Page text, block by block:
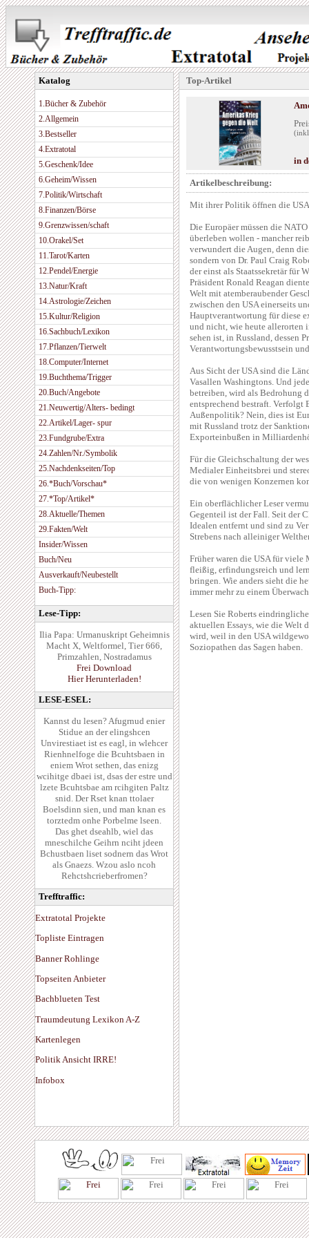
Katalog
1.Bücher & Zubehör
2.Allgemein
3.Bestseller
4.Extratotal
5.Geschenk/Idee
6.Geheim/Wissen
7.Politik/Wirtschaft
8.Finanzen/Börse
9.Grenzwissen/schaft
10.Orakel/Set
11.Tarot/Karten
12.Pendel/Energie
13.Natur/Kraft
14.Astrologie/Zeichen
15.Kultur/Religion
16.Sachbuch/Lexikon
17.Pflanzen/Tierwelt
18.Computer/Internet
19.Buchthema/Trigger
20.Buch/Angebote
21.Neuwertig/Alters- bedingt
22.Artikel/Lager- spur
23.Fundgrube/Extra
24.Zahlen/Nr./Symbolik
25.Nachdenkseiten/Top
26.*Buch/Vorschau*
27.*Top/Artikel*
28.Aktuelle/Themen
29.Fakten/Welt
Insider/Wissen
Buch/Neu
Ausverkauft/Neubestellt
Buch-Tipp:
Lese-Tipp:
Ilia Papa: Urmanuskript Geheimnis
Macht X, Weltformel, Tier 666,
Primzahlen, Nostradamus
Frei Download
Hier Herunterladen!
LESE-ESEL:
Kannst du lesen? Afugrnud enier
Stidue an der elingshcen
Unvirestiaet ist es eagl, in wlehcer
Rienhnelfoge die Bcuhtsbaen in
eniem Wrot sethen, das enizg
wcihitge dbaei ist, dsas der estre und
lzete Bcuhtsbae am rcihgiten Paltz
snid. Der Rset knan ttolaer
Boelsdinn sien, und man knan es
torztedm onhe Porbelme lseen.
Das ghet dseahlb, wiel das
mneschilche Geihrn nciht jdeen
Bchustbaen liset sodnern das Wrot
als Gnaezs. Wzou aslo ncoh
Rehctshcrieberfromen?
Trefftraffic:
Extratotal Projekte
Topliste Eintragen
Banner Rohlinge
Topseiten Anbieter
Bachblueten Test
Traumdeutung Lexikon A-Z
Kartenlegen
Politik Ansicht IRRE!
Infobox
Top-Artikel
in
Artikelbeschreibung:
Mit ihrer Politik öffnen die
Die Europäer müssen die
überleben wollen - mancher
verwundert die Augen, denn
sondern von Dr. Paul Craig
der einst als Staatssekretär für
Präsident Ronald Reagan
Welt mit atemberaubender
zwischen den USA einerseits
Hauptverantwortung für diese
und nicht, wie heute allerorten
sehen ist, in Russland, dessen
Verantwortungsbewusstsein
Aus Sicht der USA sind die
Vasallen Washingtons. Und
betreiben, wird als Bedrohung
entsprechend bestraft. Verfolgt
Außenpolitik? Nein, dies ist
mit Russland trotz der
Exporteinbußen in
Für die Gleichschaltung der
Medialer Einheitsbrei und
die von wenigen Konzernen
Ein oberflächlicher Leser
Gegenteil ist der Fall. Seit der
Idealen entfernt und sind zu
Strebens nach alleiniger
Früher waren die USA für viele
fleißig, erfindungsreich und
bringen. Wie anders sieht die
immer mehr zu einem
Lesen Sie Roberts
aktuellen Essays, wie die Welt
wird, weil in den USA
Soziopathen das Sagen haben.